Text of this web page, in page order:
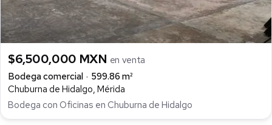
$6,500,000 MXN en venta
Bodega comercial
599.86 m²
Chuburna de Hidalgo, Mérida
Bodega con Oficinas en Chuburna de Hidalgo